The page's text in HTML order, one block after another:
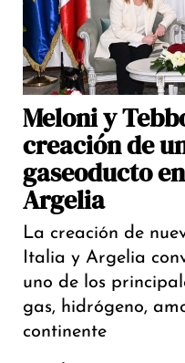
Meloni y
creación de
gaseoducto
Argelia
La creación de
Italia y Argelia
uno de los
gas, hidrógeno,
continente